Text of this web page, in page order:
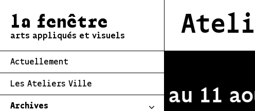
la fenêtre
arts appliqués et visuels
Actuellement
Les Ateliers Ville
Archives du 2 au 11